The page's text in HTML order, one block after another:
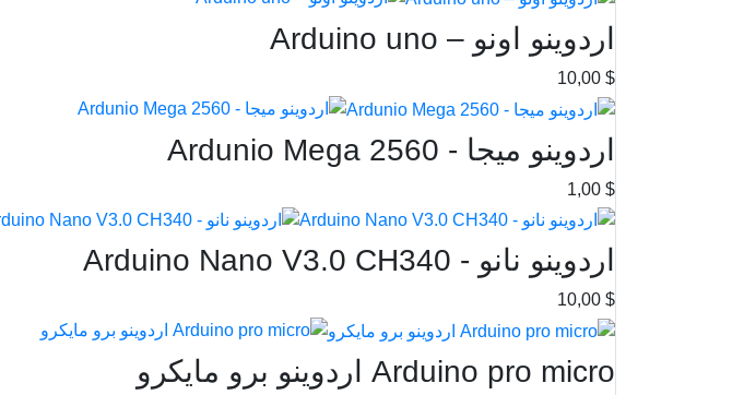
اردوينو اونو – Arduino uno
$ 10,00
اردوينو ميجا - Ardunio Mega 2560
$ 1,00
اردوينو نانو - Arduino Nano V3.0 CH340
$ 10,00
Arduino pro micro اردوينو برو مايكرو